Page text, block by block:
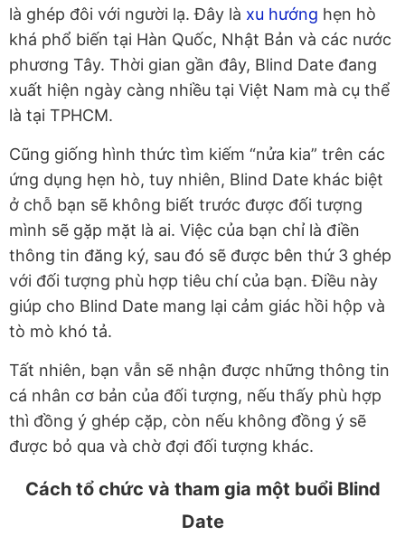
là ghép đôi với người lạ. Đây là xu hướng hẹn hò
khá phổ biến tại Hàn Quốc, Nhật Bản và các nước
phương Tây. Thời gian gần đây, Blind Date đang
xuất hiện ngày càng nhiều tại Việt Nam mà cụ thể
là tại TPHCM.
Cũng giống hình thức tìm kiếm “nửa kia” trên các
ứng dụng hẹn hò, tuy nhiên, Blind Date khác biệt
ở chỗ bạn sẽ không biết trước được đối tượng
mình sẽ gặp mặt là ai. Việc của bạn chỉ là điền
thông tin đăng ký, sau đó sẽ được bên thứ 3 ghép
với đối tượng phù hợp tiêu chí của bạn. Điều này
giúp cho Blind Date mang lại cảm giác hồi hộp và
tò mò khó tả.
Tất nhiên, bạn vẫn sẽ nhận được những thông tin
cá nhân cơ bản của đối tượng, nếu thấy phù hợp
thì đồng ý ghép cặp, còn nếu không đồng ý sẽ
được bỏ qua và chờ đợi đối tượng khác.
Cách tổ chức và tham gia một buổi Blind
Date